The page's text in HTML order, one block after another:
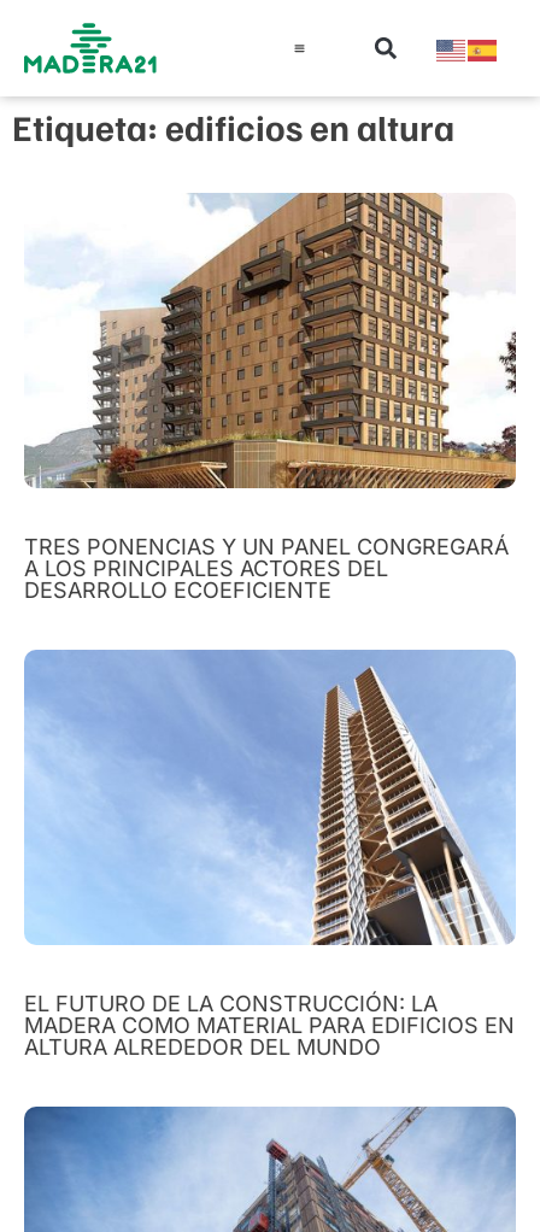
Etiqueta: edificios en altura
TRES PONENCIAS Y UN PANEL CONGREGARÁ
A LOS PRINCIPALES ACTORES DEL
DESARROLLO ECOEFICIENTE
EL FUTURO DE LA CONSTRUCCIÓN: LA
MADERA COMO MATERIAL PARA EDIFICIOS EN
ALTURA ALREDEDOR DEL MUNDO